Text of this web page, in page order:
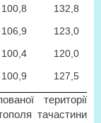
100,8
132,8
106,9
123,0
100,4
120,0
100,9 127,5
території
тачастини